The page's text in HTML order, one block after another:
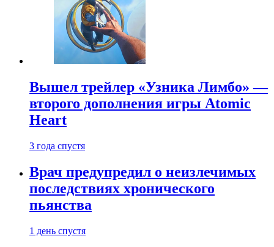
Вышел трейлер «Узника Лимбо» —
второго дополнения игры Atomic
Heart
3 года спустя
Врач предупредил о неизлечимых
последствиях хронического
пьянства
1 день спустя